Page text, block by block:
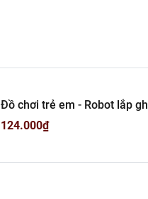
Đồ chơi trẻ em - Robot lắp ghép
124.000₫